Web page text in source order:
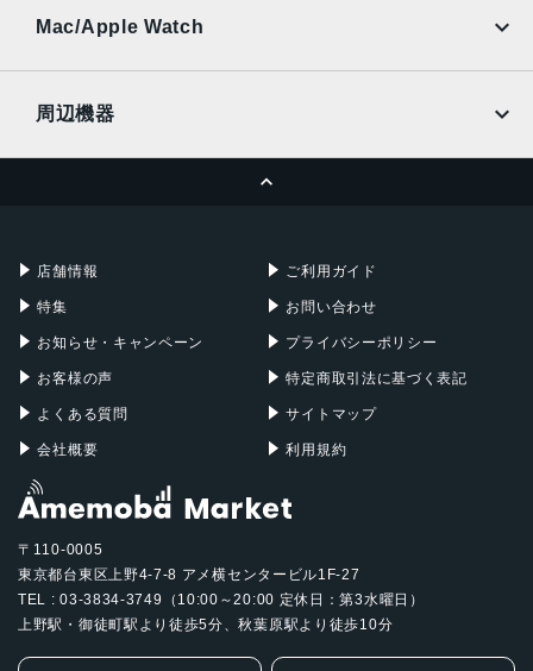
Ymobile
UQmobile
Mac/Apple Watch
周辺機器
店舗情報
特集
お知らせ・キャンペーン
お客様の声
よくある質問
会社概要
ご利用ガイド
お問い合わせ
プライバシーポリシー
特定商取引法に基づく表記
サイトマップ
利用規約
〒110-0005
東京都台東区上野4-7-8 アメ横センタービル1F-27
TEL : 03-3834-3749（10:00～20:00 定休日：第3水曜日）
上野駅・御徒町駅より徒歩5分、秋葉原駅より徒歩10分